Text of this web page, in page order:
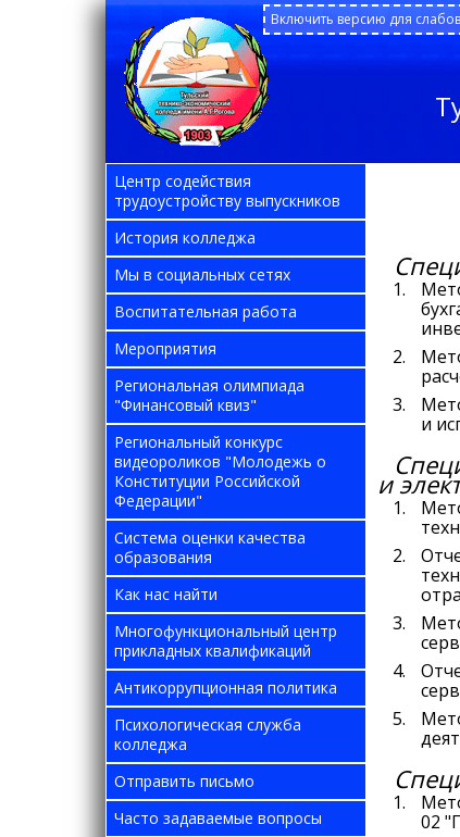
Включить версию для
Центр содействия
трудоустройству выпускников
История колледжа
Мы в социальных сетях
Воспитательная работа
Мероприятия
Региональная олимпиада
"Финансовый квиз"
Региональный конкурс
видеороликов "Молодежь о
Конституции Российской
Федерации"
Система оценки качества
образования
Как нас найти
Многофункциональный центр
прикладных квалификаций
Антикоррупционная политика
Психологическая служба
колледжа
Отправить письмо
Часто задаваемые вопросы
и
и
02